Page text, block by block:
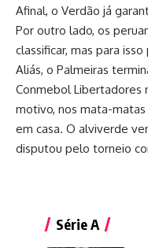
Afinal, o Verdão já
Por outro lado, os
classificar, mas para
Aliás, o Palmeiras
Conmebol Libertadores
motivo, nos mata-
em casa. O alviverde
disputou pelo torneio
Série A